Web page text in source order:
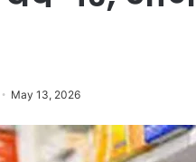
May 13, 2026